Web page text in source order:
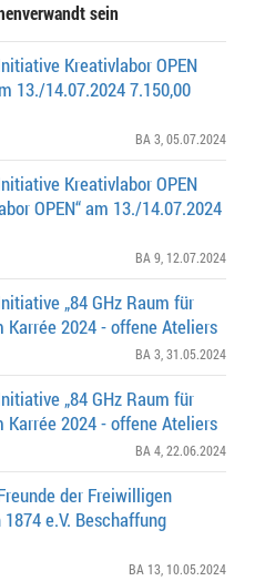
sein
Kreativlabor OPEN
13./14.07.2024 7.150,00
BA 3 , 05.07.2024
Kreativlabor OPEN
OPEN“ am 13./14.07.2024
BA 9 , 12.07.2024
„84 GHz Raum für
Karrée 2024 - offene Ateliers
BA 3 , 31.05.2024
„84 GHz Raum für
Karrée 2024 - offene Ateliers
BA 4 , 22.06.2024
der Freiwilligen
e.V. Beschaffung
BA 13 , 10.05.2024